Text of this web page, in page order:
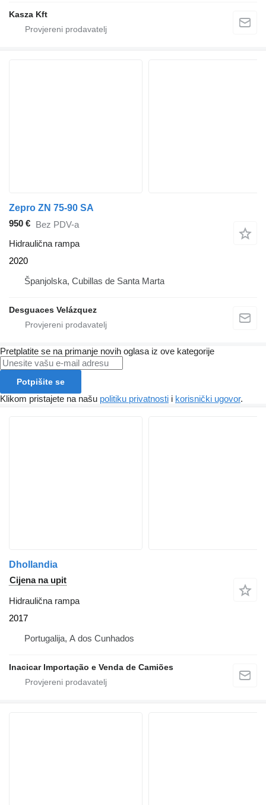
Kasza Kft
Zepro ZN 75-90 SA
950 € Bez PDV-a
Hidraulična rampa
2020
Španjolska, Cubillas de Santa Marta
Desguaces Velázquez
Pretplatite se na primanje novih oglasa iz ove kategorije
Potpišite se
Klikom pristajete na našu politiku privatnosti i korisnički ugovor.
Dhollandia
Cijena na upit
Hidraulična rampa
2017
Portugalija, A dos Cunhados
Inacicar Importação e Venda de Camiões